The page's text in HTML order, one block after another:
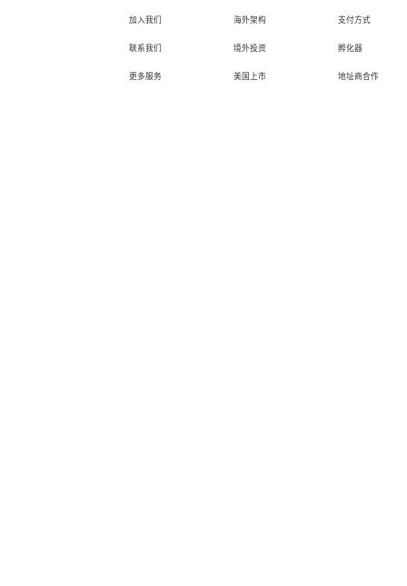
加入我们
联系我们
更多服务
海外架构
境外投资
美国上市
支付方式
孵化器
地址商合作